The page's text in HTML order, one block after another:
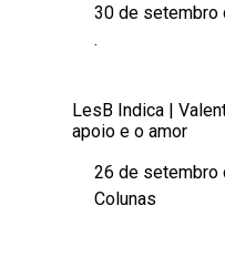
Data
30 de setembro
Em relação a
.
LesB Indica |
apoio e o amor
Data
26 de setembro
Em relação a
Colunas